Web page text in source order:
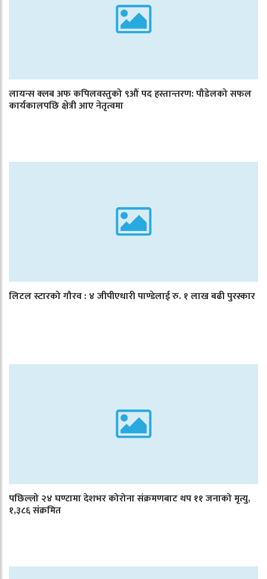
लायन्स क्लब अफ कपिलवस्तुको ९औं पद हस्तान्तरण: पौडेलको सफल
कार्यकालपछि क्षेत्री आए नेतृत्वमा
लिटल स्टारको गौरव : ४ जीपीएधारी पाण्डेलाई रु. १ लाख बढी पुरस्कार
पछिल्लो २४ घण्टामा देशभर कोरोना संक्रमणबाट थप ११ जनाको मृत्यु,
१,३८६ संक्रमित